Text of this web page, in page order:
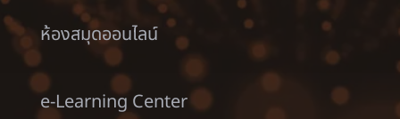
ห้องสมุดออนไลน์
e-Learning Center